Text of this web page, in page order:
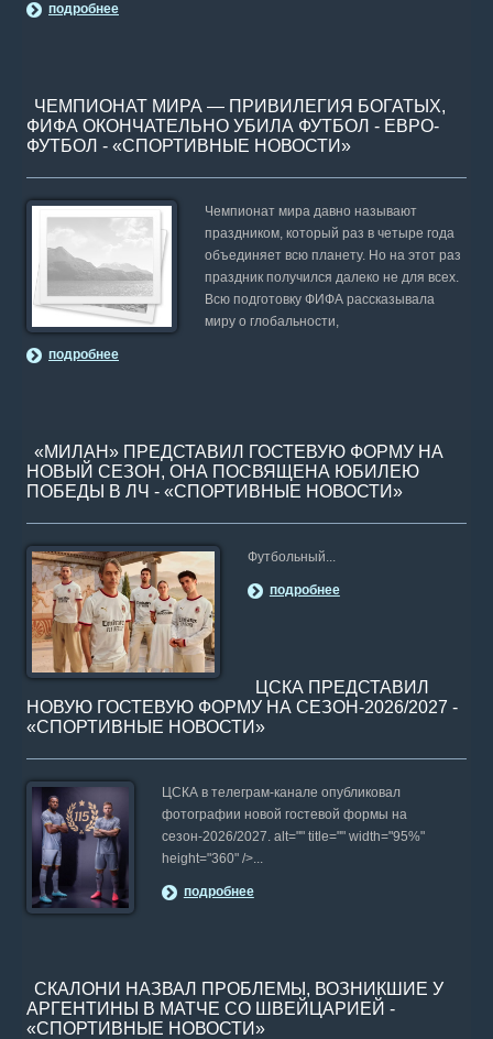
подробнее
ЧЕМПИОНАТ МИРА — ПРИВИЛЕГИЯ БОГАТЫХ,
ФИФА ОКОНЧАТЕЛЬНО УБИЛА ФУТБОЛ - ЕВРО-
ФУТБОЛ - «СПОРТИВНЫЕ НОВОСТИ»
Чемпионат мира давно называют
праздником, который раз в четыре года
объединяет всю планету. Но на этот раз
праздник получился далеко не для всех.
Всю подготовку ФИФА рассказывала
миру о глобальности,
подробнее
«МИЛАН» ПРЕДСТАВИЛ ГОСТЕВУЮ ФОРМУ НА
НОВЫЙ СЕЗОН, ОНА ПОСВЯЩЕНА ЮБИЛЕЮ
ПОБЕДЫ В ЛЧ - «СПОРТИВНЫЕ НОВОСТИ»
Футбольный...
подробнее
ЦСКА ПРЕДСТАВИЛ
НОВУЮ ГОСТЕВУЮ ФОРМУ НА СЕЗОН-2026/2027 -
«СПОРТИВНЫЕ НОВОСТИ»
ЦСКА в телеграм-канале опубликовал
фотографии новой гостевой формы на
сезон-2026/2027. alt="" title="" width="95%"
height="360" />...
подробнее
СКАЛОНИ НАЗВАЛ ПРОБЛЕМЫ, ВОЗНИКШИЕ У
АРГЕНТИНЫ В МАТЧЕ СО ШВЕЙЦАРИЕЙ -
«СПОРТИВНЫЕ НОВОСТИ»